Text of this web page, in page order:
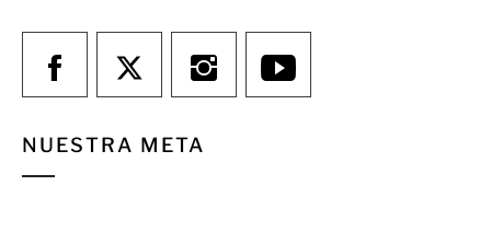
NUESTRA META